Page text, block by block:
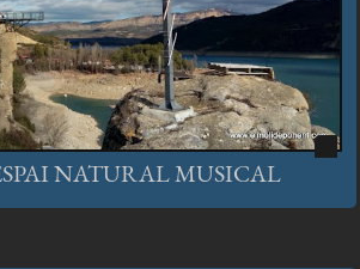
NATURAL MUSICAL